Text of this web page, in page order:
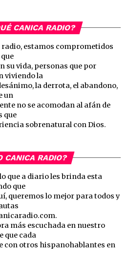
CANICA RADIO?
radio, estamos comprometidos
su vida, personas que por
viviendo la
la derrota, el abandono,
un
no se acomodan al afán de
que
sobrenatural con Dios.
CANICA RADIO?
que a diario les brinda esta
que
queremos lo mejor para todos y
más escuchada en nuestro
que cada
con otros hispanohablantes en